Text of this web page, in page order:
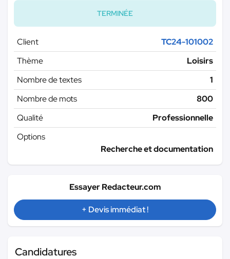
TERMINÉE
Client
TC24-101002
Thème
Loisirs
Nombre de textes
1
Nombre de mots
800
Qualité
Professionnelle
Options
Recherche et documentation
Essayer Redacteur.com
+ Devis immédiat !
Candidatures